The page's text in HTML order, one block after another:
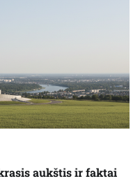
aukštis ir faktai